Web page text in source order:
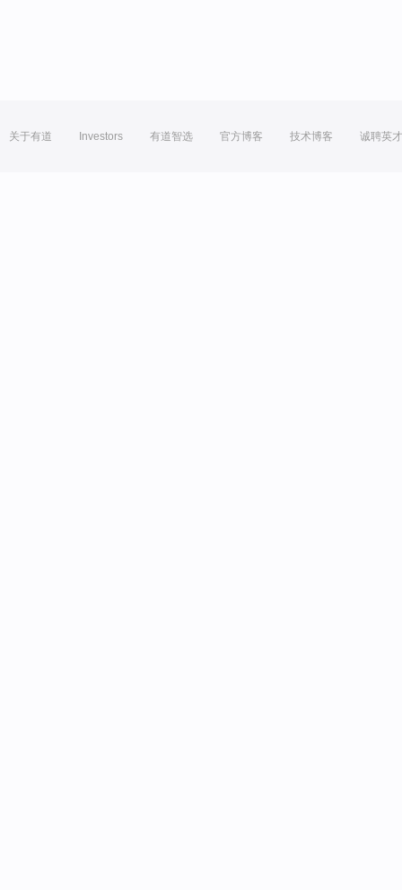
关于有道 Investors 有道智选 官方博客 技术博客 诚聘英才